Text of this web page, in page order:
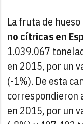
La fruta de hueso
no cítricas en
1.039.067
en 2015, por un
(-1%). De esta
correspondieron
en 2015, por un